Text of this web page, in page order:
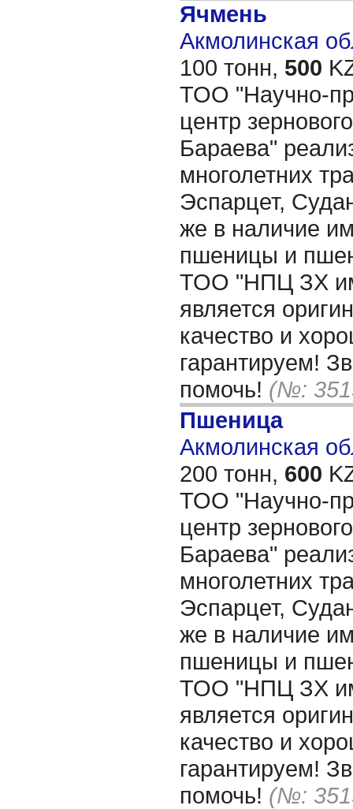
Ячмень
Акмолинская
100 тонн, 500
ТОО "Научно-
центр
Бараева"
многолетних
Эспарцет,
же в наличие
пшеницы и
ТОО "НПЦ ЗХ
является
качество и
гарантируем!
помочь! (№:
Пшеница
Акмолинская
200 тонн, 600
ТОО "Научно-
центр
Бараева"
многолетних
Эспарцет,
же в наличие
пшеницы и
ТОО "НПЦ ЗХ
является
качество и
гарантируем!
помочь! (№: